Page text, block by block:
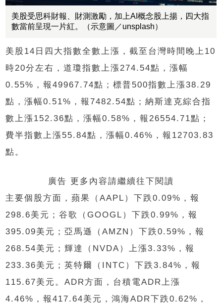
美股受思科財報、財測激勵，加上AI概念股上揚，四大指
數當前呈現一片紅。（示意圖／unsplash）
美股14日四大指數全數上漲，截至台灣時間晚上10
時20分左右，道瓊指數上漲274.54點，漲幅
0.55%，報49967.74點；標普500指數上漲38.29
點，漲幅0.51%，報7482.54點；納斯達克綜合指
數上漲152.36點，漲幅0.58%，報26554.71點；
費半指數上漲55.84點，漲幅0.46%，報12703.83
點。
廣告 更多內容請繼續往下閱讀
主要個股方面，蘋果（AAPL）下跌0.09%，報
298.6美元；谷歌（GOOGL）下跌0.99%，報
395.09美元；亞馬遜（AMZN）下跌0.59%，報
268.54美元；輝達（NVDA）上漲3.33%，報
233.36美元；英特爾（INTC）下跌3.84%，報
115.67美元。ADR方面，台積電ADR上漲
4.46%，報417.64美元，鴻海ADR下跌0.62%，